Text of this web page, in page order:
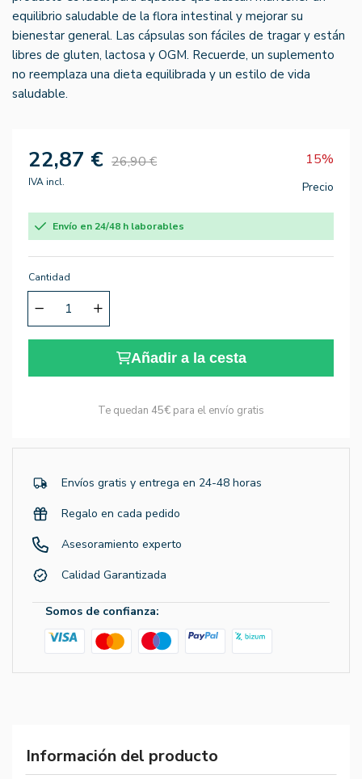
equilibrio saludable de la flora intestinal y mejorar su
bienestar general. Las cápsulas son fáciles de tragar y están
libres de gluten, lactosa y OGM. Recuerde, un suplemento
no reemplaza una dieta equilibrada y un estilo de vida
saludable.
22,87 € 26,90 € 15%
IVA incl. Precio
Envío en 24/48 h laborables
Cantidad
Añadir a la cesta
Te quedan 45€ para el envío gratis
Envíos gratis y entrega en 24-48 horas
Regalo en cada pedido
Asesoramiento experto
Calidad Garantizada
Somos de confianza:
Información del producto